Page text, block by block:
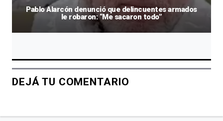
Pablo Alarcón denunció que delincuentes armados
le robaron: “Me sacaron todo”
DEJÁ TU COMENTARIO